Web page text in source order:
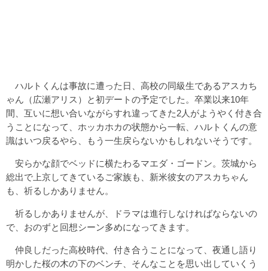
ハルトくんは事故に遭った日、高校の同級生であるアスカち
ゃん（広瀬アリス）と初デートの予定でした。卒業以来10年
間、互いに想い合いながらすれ違ってきた2人がようやく付き合
うことになって、ホッカホカの状態から一転、ハルトくんの意
識はいつ戻るやら、もう一生戻らないかもしれないそうです。
安らかな顔でベッドに横たわるマエダ・ゴードン。茨城から
総出で上京してきているご家族も、新米彼女のアスカちゃん
も、祈るしかありません。
祈るしかありませんが、ドラマは進行しなければならないの
で、おのずと回想シーン多めになってきます。
仲良しだった高校時代、付き合うことになって、夜通し語り
明かした桜の木の下のベンチ、そんなことを思い出していくう